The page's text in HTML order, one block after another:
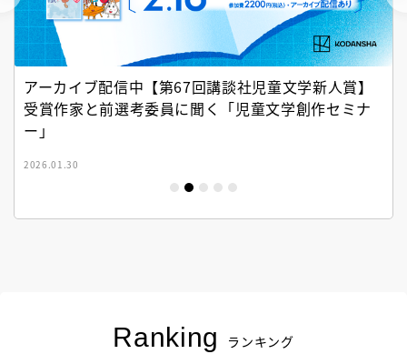
アーカイブ配信中【第67回講談社児童文学新人賞】
受賞作家と前選考委員に聞く「児童文学創作セミナ
ー」
2026.01.30
Ranking ランキング